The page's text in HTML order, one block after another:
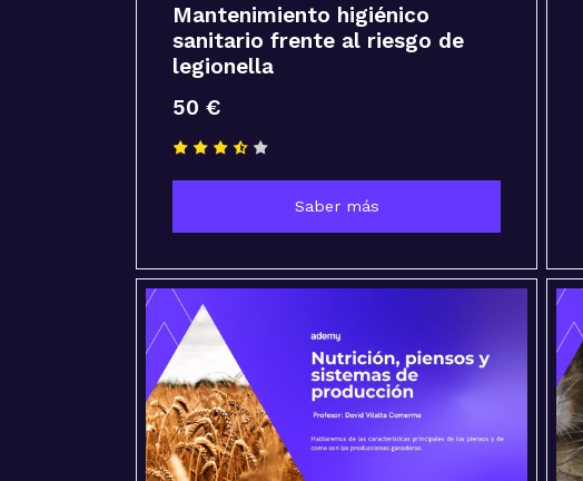
Mantenimiento higiénico
sanitario frente al riesgo de
legionella
50 €
Saber más